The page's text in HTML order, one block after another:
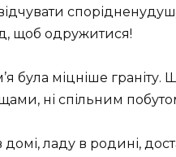
щоб одружитися!
була міцніше граніту.
ні спільним
ладу в родині,